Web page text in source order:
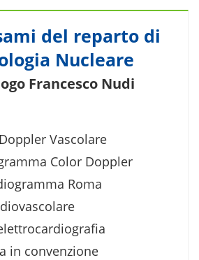
del reparto di
Nucleare
Francesco Nudi
Vascolare
Color Doppler
Roma
in convenzione